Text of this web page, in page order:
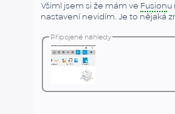
Všiml jsem si že mám ve Fusionu
nastavení nevidím. Je to nějaká
Připojené náhledy